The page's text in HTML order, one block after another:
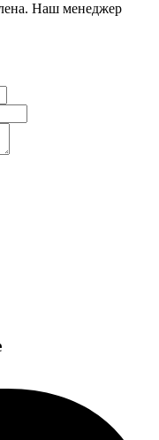
Наш менеджер